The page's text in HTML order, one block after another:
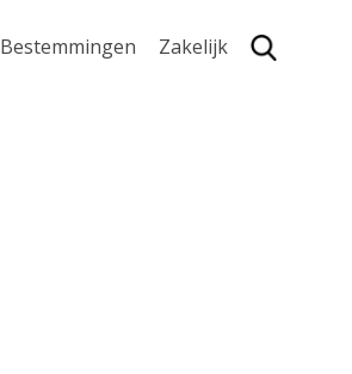
Bestemmingen Zakelijk